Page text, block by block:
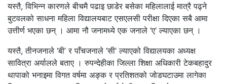
यस्तै, विभिन्न कारणले बीचमै पढाइ छाडेर बसेका महिलालाई मात्रै पढ्ने
बुटवलको साधना महिला विद्यालयबाट एसएलसी परीक्षा दिएका सबै आमा
उत्तीर्ण भएका छन् । आमा नौ जनामध्ये एक जनाले ‘ए’ ल्याएका छन् ।
यस्तै, तीनजनाले ‘बी’ र पाँचजनाले ‘सी’ ल्याएको विद्यालयका अध्यक्ष
सावित्रा अर्यालले बताए । रुपन्देहीका जिल्ला शिक्षा अधिकारी टेकबहादुर
थापाको भनाइमा विगत वर्षमा अङ्क र प्रतिशतको जोडघटाउमा लागेका